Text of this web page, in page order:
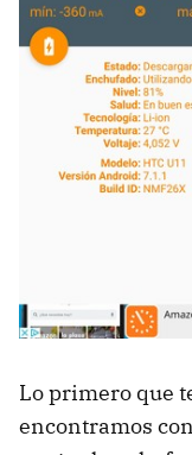
Lo primero que
encontramos